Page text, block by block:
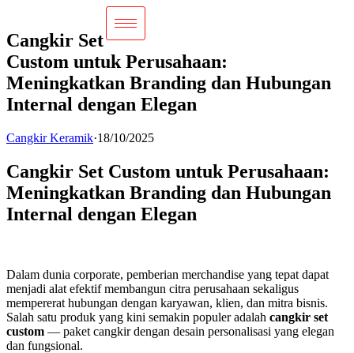
Cangkir Set
Custom untuk Perusahaan:
Meningkatkan Branding dan Hubungan
Internal dengan Elegan
Cangkir Keramik·18/10/2025
Cangkir Set Custom untuk Perusahaan:
Meningkatkan Branding dan Hubungan
Internal dengan Elegan
Dalam dunia corporate, pemberian merchandise yang tepat dapat
menjadi alat efektif membangun citra perusahaan sekaligus
mempererat hubungan dengan karyawan, klien, dan mitra bisnis.
Salah satu produk yang kini semakin populer adalah cangkir set
custom — paket cangkir dengan desain personalisasi yang elegan
dan fungsional.